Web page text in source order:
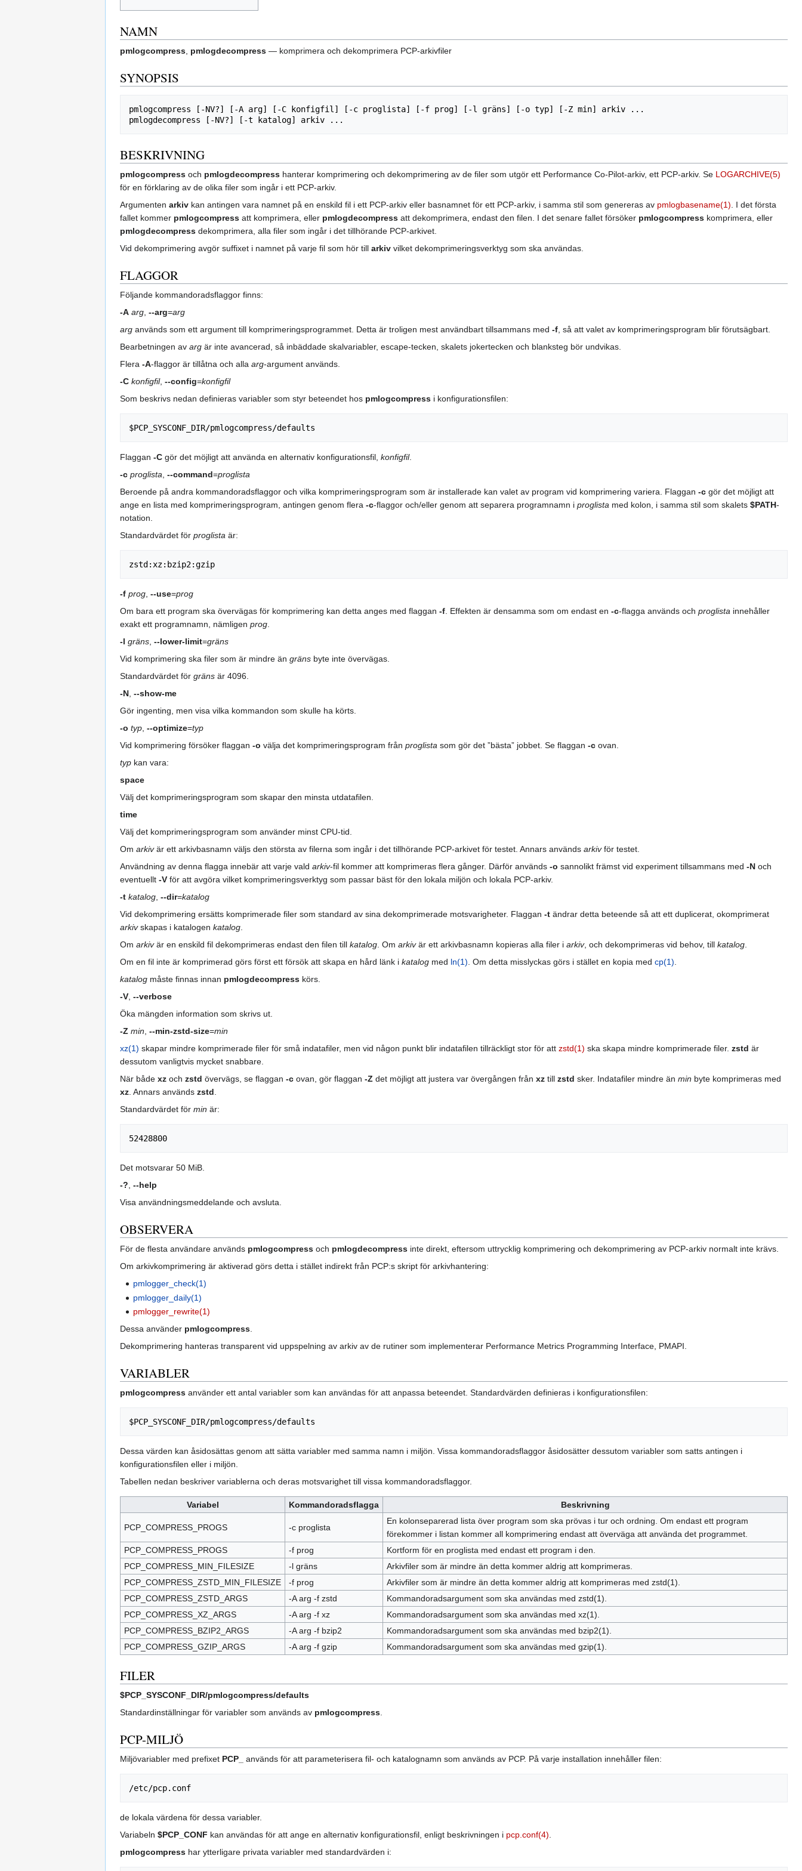
NAMN
pmlogcompress, pmlogdecompress — komprimera och dekomprimera PCP-arkivfiler
SYNOPSIS
pmlogcompress [-NV?] [-A arg] [-C konfigfil] [-c proglista] [-f prog] [-l gräns] [-o typ] [-Z min] arkiv ...
BESKRIVNING
pmlogcompress och pmlogdecompress hanterar komprimering och dekomprimering av de filer som utgör ett Performance Co-Pilot-arkiv, ett PCP-arkiv. Se LOGARCHIVE(5)
för en förklaring av de olika filer som ingår i ett PCP-arkiv.
Argumenten arkiv kan antingen vara namnet på en enskild fil i ett PCP-arkiv eller basnamnet för ett PCP-arkiv, i samma stil som genereras av pmlogbasename(1). I det första
fallet kommer pmlogcompress att komprimera, eller pmlogdecompress att dekomprimera, endast den filen. I det senare fallet försöker pmlogcompress komprimera, eller
pmlogdecompress dekomprimera, alla filer som ingår i det tillhörande PCP-arkivet.
Vid dekomprimering avgör suffixet i namnet på varje fil som hör till arkiv vilket dekomprimeringsverktyg som ska användas.
FLAGGOR
Följande kommandoradsflaggor finns:
-A arg, --arg=arg
arg används som ett argument till komprimeringsprogrammet. Detta är troligen mest användbart tillsammans med -f, så att valet av komprimeringsprogram blir förutsägbart.
Bearbetningen av arg är inte avancerad, så inbäddade skalvariabler, escape-tecken, skalets jokertecken och blanksteg bör undvikas.
Flera -A-flaggor är tillåtna och alla arg-argument används.
-C konfigfil, --config=konfigfil
Som beskrivs nedan definieras variabler som styr beteendet hos pmlogcompress i konfigurationsfilen:
Flaggan -C gör det möjligt att använda en alternativ konfigurationsfil, konfigfil.
-c proglista, --command=proglista
Beroende på andra kommandoradsflaggor och vilka komprimeringsprogram som är installerade kan valet av program vid komprimering variera. Flaggan -c gör det möjligt att
ange en lista med komprimeringsprogram, antingen genom flera -c-flaggor och/eller genom att separera programnamn i proglista med kolon, i samma stil som skalets $PATH-
notation.
Standardvärdet för proglista är:
-f prog, --use=prog
Om bara ett program ska övervägas för komprimering kan detta anges med flaggan -f. Effekten är densamma som om endast en -c-flagga används och proglista innehåller
exakt ett programnamn, nämligen prog.
-l gräns, --lower-limit=gräns
Vid komprimering ska filer som är mindre än gräns byte inte övervägas.
Standardvärdet för gräns är 4096.
-N, --show-me
Gör ingenting, men visa vilka kommandon som skulle ha körts.
-o typ, --optimize=typ
Vid komprimering försöker flaggan -o välja det komprimeringsprogram från proglista som gör det ”bästa” jobbet. Se flaggan -c ovan.
typ kan vara:
space
Välj det komprimeringsprogram som skapar den minsta utdatafilen.
time
Välj det komprimeringsprogram som använder minst CPU-tid.
Om arkivär ett arkivbasnamn väljs den största av filerna som ingår i det tillhörande PCP-arkivet för testet. Annars används arkivför testet.
Användning av denna flagga innebär att varje vald arkiv-fil kommer att komprimeras flera gånger. Därför används -o sannolikt främst vid experiment tillsammans med -N och
eventuellt -V för att avgöra vilket komprimeringsverktyg som passar bäst för den lokala miljön och lokala PCP-arkiv.
-t katalog, --dir=katalog
Vid dekomprimering ersätts komprimerade filer som standard av sina dekomprimerade motsvarigheter. Flaggan -t ändrar detta beteende så att ett duplicerat, okomprimerat
arkivskapas i katalogen katalog.
Om arkivär en enskild fil dekomprimeras endast den filen till katalog. Om arkivär ett arkivbasnamn kopieras alla filer i arkiv, och dekomprimeras vid behov, till katalog.
Om en fil inte är komprimerad görs först ett försök att skapa en hård länk i katalog med ln(1). Om detta misslyckas görs i stället en kopia med cp(1).
katalog måste finnas innan pmlogdecompress körs.
-V, --verbose
Öka mängden information som skrivs ut.
-Z min, --min-zstd-size=min
xz(1) skapar mindre komprimerade filer för små indatafiler, men vid någon punkt blir indatafilen tillräckligt stor för att zstd(1) ska skapa mindre komprimerade filer. zstd är
dessutom vanligtvis mycket snabbare.
När både xz och zstd övervägs, se flaggan -c ovan, gör flaggan -Z det möjligt att justera var övergången från xz till zstd sker. Indatafiler mindre än min byte komprimeras med
xz. Annars används zstd.
Standardvärdet för min är:
Det motsvarar 50 MiB.
-?, --help
Visa användningsmeddelande och avsluta.
OBSERVERA
För de flesta användare används pmlogcompress och pmlogdecompress inte direkt, eftersom uttrycklig komprimering och dekomprimering av PCP-arkiv normalt inte krävs.
Om arkivkomprimering är aktiverad görs detta i stället indirekt från PCP:s skript för arkivhantering:
pmlogger_check(1)
pmlogger_daily(1)
pmlogger_rewrite(1)
Dessa använder pmlogcompress.
Dekomprimering hanteras transparent vid uppspelning av arkiv av de rutiner som implementerar Performance Metrics Programming Interface, PMAPI.
VARIABLER
pmlogcompress använder ett antal variabler som kan användas för att anpassa beteendet. Standardvärden definieras i konfigurationsfilen:
Dessa värden kan åsidosättas genom att sätta variabler med samma namn i miljön. Vissa kommandoradsflaggor åsidosätter dessutom variabler som satts antingen i
konfigurationsfilen eller i miljön.
Tabellen nedan beskriver variablerna och deras motsvarighet till vissa kommandoradsflaggor.
Variabel Kommandoradsflagga Beskrivning
PCP_COMPRESS_PROGS -c proglista
En kolonseparerad lista över program som ska prövas i tur och ordning. Om endast ett program
förekommer i listan kommer all komprimering endast att överväga att använda det programmet.
PCP_COMPRESS_PROGS
-f prog
Kortform för en proglista med endast ett program i den.
PCP_COMPRESS_MIN_FILESIZE
-l gräns
Arkivfiler som är mindre än detta kommer aldrig att komprimeras.
PCP_COMPRESS_ZSTD_MIN_FILESIZE
-f prog
Arkivfiler som är mindre än detta kommer aldrig att komprimeras med zstd(1).
PCP_COMPRESS_ZSTD_ARGS
-A arg -f zstd
Kommandoradsargument som ska användas med zstd(1).
PCP_COMPRESS_XZ_ARGS
-A arg -f xz
Kommandoradsargument som ska användas med xz(1).
PCP_COMPRESS_BZIP2_ARGS
-A arg -f bzip2
Kommandoradsargument som ska användas med bzip2(1).
PCP_COMPRESS_GZIP_ARGS
-A arg -f gzip Kommandoradsargument som ska användas med gzip(1).
FILER
$PCP_SYSCONF_DIR/pmlogcompress/defaults
Standardinställningar för variabler som används av pmlogcompress.
PCP-MILJÖ
Miljövariabler med prefixet PCP_ används för att parameterisera fil- och katalognamn som används av PCP. På varje installation innehåller filen:
de lokala värdena för dessa variabler.
Variabeln $PCP_CONF kan användas för att ange en alternativ konfigurationsfil, enligt beskrivningen i pcp.conf(4).
pmlogcompress har ytterligare privata variabler med standardvärden i: